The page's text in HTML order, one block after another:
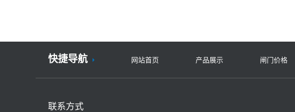
维护等多个维度进行客观分析，为
与施工安装考...
快捷导航 网站首页 产品展示 闸门价格
联系方式